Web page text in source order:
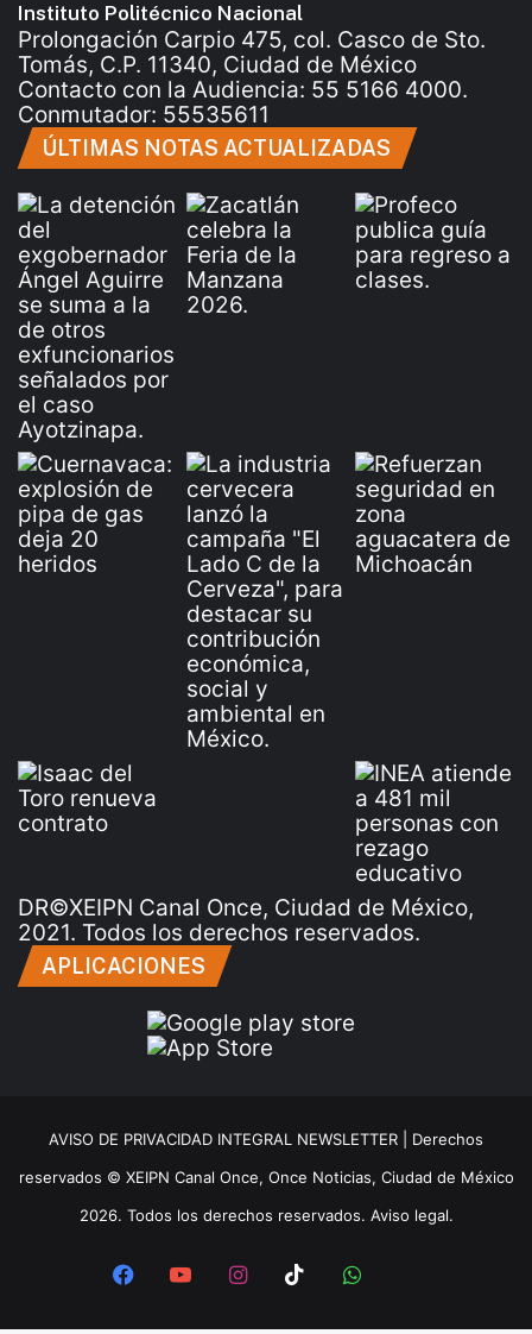
Instituto Politécnico Nacional
Prolongación Carpio 475, col. Casco de Sto.
Tomás, C.P. 11340, Ciudad de México
Contacto con la Audiencia: 55 5166 4000.
Conmutador: 55535611
ÚLTIMAS NOTAS ACTUALIZADAS
DR©XEIPN Canal Once, Ciudad de México,
2021. Todos los derechos reservados.
APLICACIONES
AVISO DE PRIVACIDAD INTEGRAL NEWSLETTER | Derechos
reservados © XEIPN Canal Once, Once Noticias, Ciudad de México
2026. Todos los derechos reservados. Aviso legal.
FacebookYouTubeInstagram
TikTokWhatsApp